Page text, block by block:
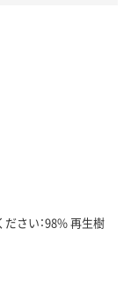
さい：98% 再生樹